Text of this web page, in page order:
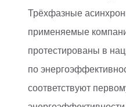
Трёхфазные
применяемые
протестированы в
по
соответствуют